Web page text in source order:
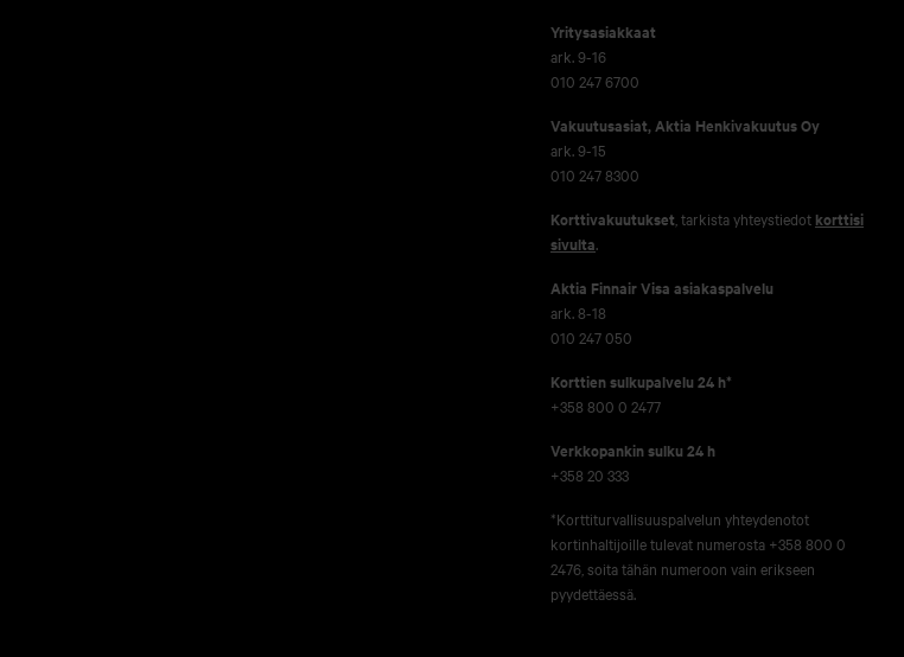
Yritysasiakkaat
ark. 9-16
010 247 6700
Vakuutusasiat, Aktia Henkivakuutus Oy
ark. 9-15
010 247 8300
Korttivakuutukset , tarkista yhteystiedot korttisi
sivulta.
Aktia Finnair Visa asiakaspalvelu
ark. 8-18
010 247 050
Korttien sulkupalvelu 24 h*
+358 800 0 2477
Verkko­pankin sulku 24 h
+358 20 333
*Korttiturvallisuuspalvelun yhteydenotot
kortinhaltijoille tulevat numerosta +358 800 0
2476, soita tähän numeroon vain erikseen
pyydettäessä.